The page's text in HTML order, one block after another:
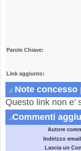
Parole Chiave:
Link aggiunto:
Note
Questo link non e'
Commenti
Autore
Indirizzo
Lascia un